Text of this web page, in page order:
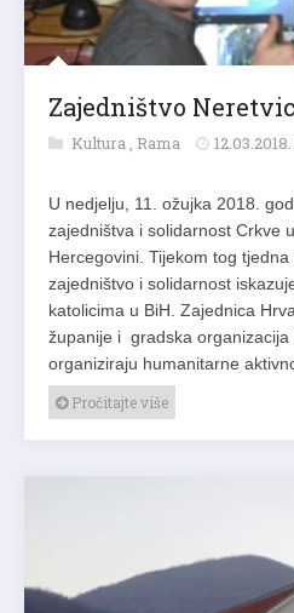
Zajedništvo
Kultura , Rama
U nedjelju, 11. ožujka 2018.
zajedništva i solidarnost Crkve
Hercegovini. Tijekom tog
zajedništvo i solidarnost
katolicima u BiH. Zajednica
županije i gradska organizacija
organiziraju humanitarne
Pročitajte više